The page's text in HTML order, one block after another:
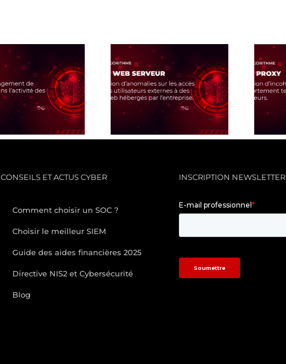
Fiche Algo WEB
INJECTION
Fiche Algo UEBA Proxy –
User Anomaly Detection
CONSEILS ET ACTUS CYBER
Comment choisir un SOC ?
Choisir le meilleur SIEM
Guide des aides financières 2025
Directive NIS2 et Cybersécurité
Blog
INSCRIPTION NEWSLETTER